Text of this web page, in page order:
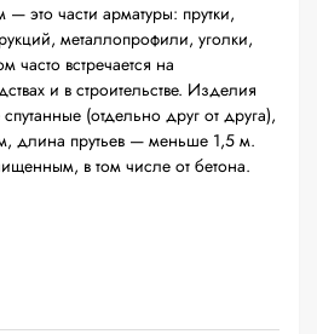
это части арматуры: прутки,
металлопрофили, уголки,
часто встречается на
и в строительстве. Изделия
(отдельно друг от друга),
длина прутьев — меньше 1,5 м.
в том числе от бетона.